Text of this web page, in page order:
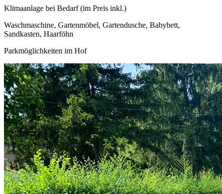
Klimaanlage bei Bedarf (im Preis inkl.)
Waschmaschine, Gartenmöbel, Gartendusche, Babybett,
Sandkasten, Haarföhn
Parkmöglichkeiten im Hof